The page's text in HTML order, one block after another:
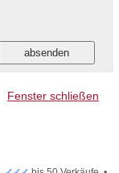
Fenster schließen